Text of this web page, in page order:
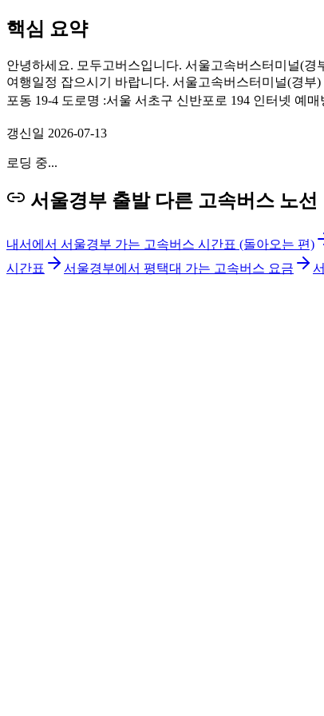
핵심 요약
안녕하세요. 모두고버스입니다. 서울고속버스터미널(
여행일정 잡으시기 바랍니다. 서울고속버스터미널(경부
포동 19-4 도로명 :서울 서초구 신반포로 194 인터넷 예
갱신일 2026-07-13
로딩 중...
서울경부 출발 다른 고속버스 노선
내서에서 서울경부 가는 고속버스 시간표 (돌아오는 편)
시간표
서울경부에서 평택대 가는 고속버스 요금